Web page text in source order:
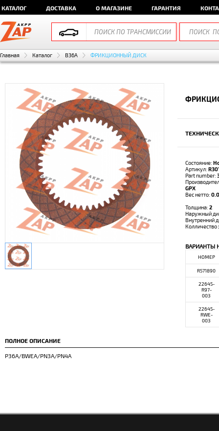
КАТАЛОГ ДОСТАВКА О МАГАЗИНЕ ГАРАНТИЯ
Главная Каталог B36A ФРИКЦИОННЫЙ ДИСК
Состояние:
Артикул:
Part number:
GPX
Вес нетто:
Толщина: 2
Наружный
Внутренний
Колличество
ВАРИАНТЫ
НОМЕР
R571890
22645-
R97-
003
22645-
RWE-
003
ПОЛНОЕ ОПИСАНИЕ
P36A/BWEA/PN3A/PN4A